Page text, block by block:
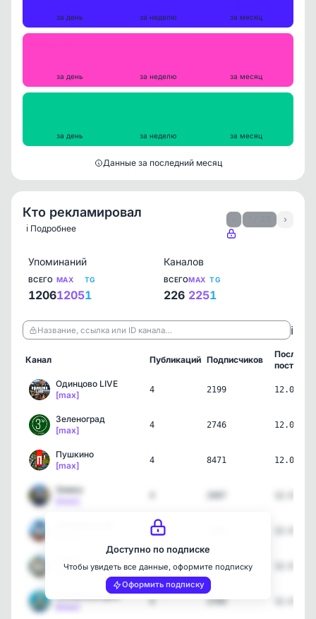
за день за неделю за месяц
за день за неделю за месяц
за день за неделю за месяц
Данные за последний месяц
Кто рекламировал
ℹ️ Подробнее
›
Упоминаний
ВСЕГО
1206
MAX
1205
TG
1
Каналов
ВСЕГО
226
MAX
225
TG
1
Название, ссылка или ID канала… ℹ️
Канал Публикаций Подписчиков
пост
Одинцово LIVE
[max]
4 2199 12.07.26
Зеленоград
[max]
4 2746 12.07.26
Пушкино
[max]
4 8471 12.07.26
Химки
1
[max]
4 4048
Солнечногорск
4 3784
Доступно по подписке
Чтобы увидеть все данные, оформите подписку
Оформить подписку